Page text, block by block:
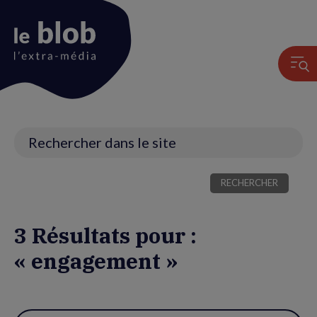
3 Résultats pour :
« engagement »